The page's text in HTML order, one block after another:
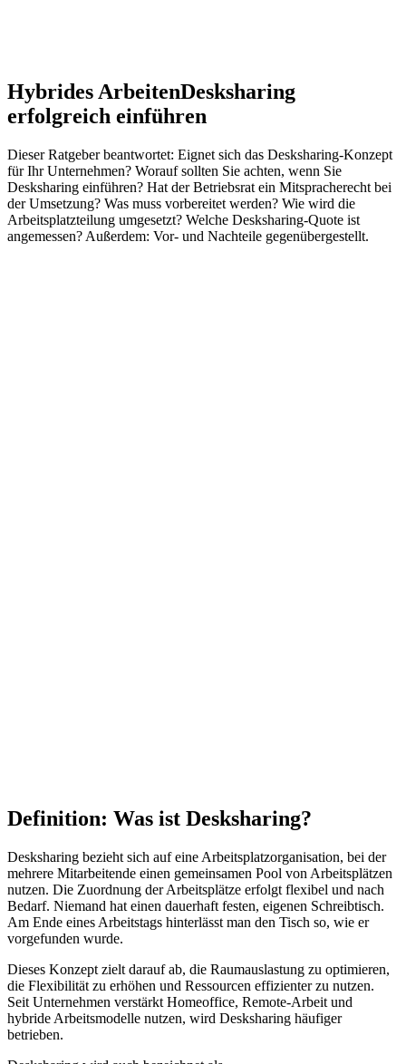
Hybrides ArbeitenDesksharing
erfolgreich einführen
Dieser Ratgeber beantwortet: Eignet sich das Desksharing-Konzept
für Ihr Unternehmen? Worauf sollten Sie achten, wenn Sie
Desksharing einführen? Hat der Betriebsrat ein Mitspracherecht bei
der Umsetzung? Was muss vorbereitet werden? Wie wird die
Arbeitsplatzteilung umgesetzt? Welche Desksharing-Quote ist
angemessen? Außerdem: Vor- und Nachteile gegenübergestellt.
Definition: Was ist Desksharing?
Desksharing bezieht sich auf eine Arbeitsplatzorganisation, bei der
mehrere Mitarbeitende einen gemeinsamen Pool von Arbeitsplätzen
nutzen. Die Zuordnung der Arbeitsplätze erfolgt flexibel und nach
Bedarf. Niemand hat einen dauerhaft festen, eigenen Schreibtisch.
Am Ende eines Arbeitstags hinterlässt man den Tisch so, wie er
vorgefunden wurde.
Dieses Konzept zielt darauf ab, die Raumauslastung zu optimieren,
die Flexibilität zu erhöhen und Ressourcen effizienter zu nutzen.
Seit Unternehmen verstärkt Homeoffice, Remote-Arbeit und
hybride Arbeitsmodelle nutzen, wird Desksharing häufiger
betrieben.